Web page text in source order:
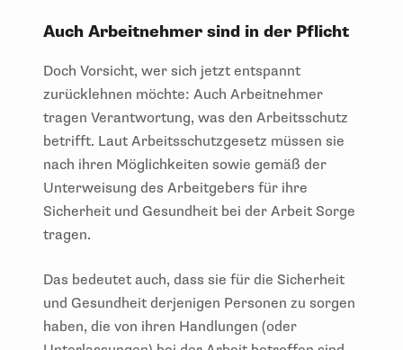
Auch Arbeitnehmer sind in der Pflicht
Doch Vorsicht, wer sich jetzt entspannt
zurücklehnen möchte: Auch Arbeitnehmer
tragen Verantwortung, was den Arbeitsschutz
betrifft. Laut Arbeitsschutzgesetz müssen sie
nach ihren Möglichkeiten sowie gemäß der
Unterweisung des Arbeitgebers für ihre
Sicherheit und Gesundheit bei der Arbeit Sorge
tragen.
Das bedeutet auch, dass sie für die Sicherheit
und Gesundheit derjenigen Personen zu sorgen
haben, die von ihren Handlungen (oder